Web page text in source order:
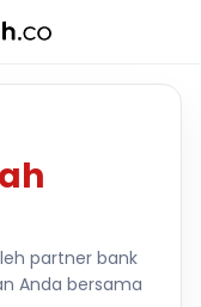
partner bank
Anda bersama